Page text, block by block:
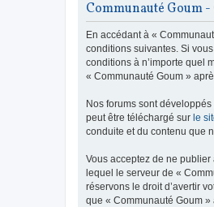
Communauté Goum
En accédant à «
conditions suivantes. Si
conditions à n’importe quel
« Communauté Goum »
Nos forums sont
peut être téléchargé sur le
conduite et du contenu que
Vous acceptez de ne
lequel le serveur de «
réservons le droit d’avertir
que « Communauté Goum »